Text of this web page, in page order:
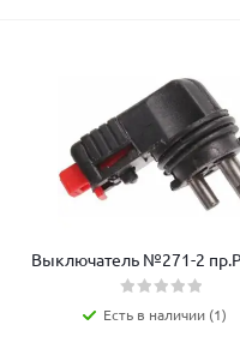
Выключатель №271-2
Есть в наличии (1)